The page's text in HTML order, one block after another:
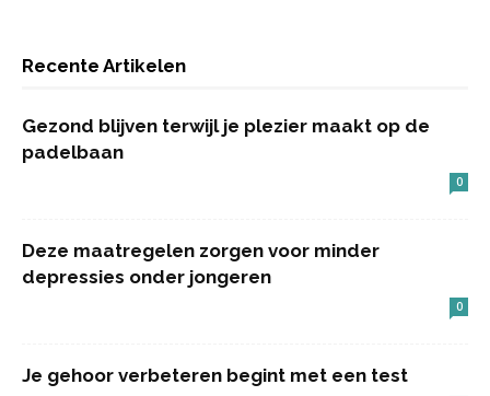
Recente Artikelen
Gezond blijven terwijl je plezier maakt op de
padelbaan
0
Deze maatregelen zorgen voor minder
depressies onder jongeren
0
Je gehoor verbeteren begint met een test